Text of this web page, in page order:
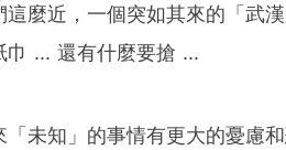
這麼近，一個突如其來的「武
巾 ... 還有什麼要搶 ...
未知」的事情有更大的憂慮